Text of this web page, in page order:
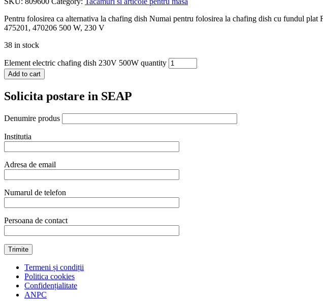
Pentru folosirea ca alternativa la chafing dish Numai pentru folosirea la chafing dish cu fundul
475201, 470206 500 W, 230 V
38 in stock
Element electric chafing dish 230V 500W quantity
Add to cart
Solicita postare in SEAP
Denumire produs
Institutia
Adresa de email
Numarul de telefon
Persoana de contact
Termeni și condiții
Politica cookies
Confidențialitate
ANPC